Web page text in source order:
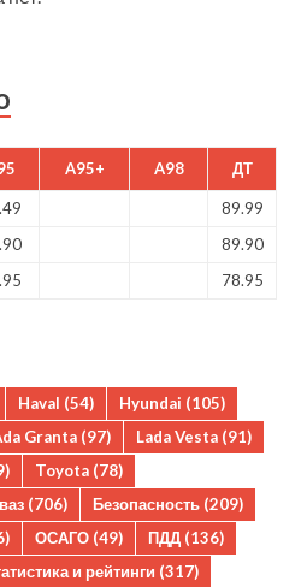
A95+ A98 ДТ
89.99
89.90
78.95
Haval (54) Hyundai (105)
Granta (97) Lada Vesta (91)
Toyota (78)
(706) Безопасность (209)
ОСАГО (49) ПДД (136)
и рейтинги (317)